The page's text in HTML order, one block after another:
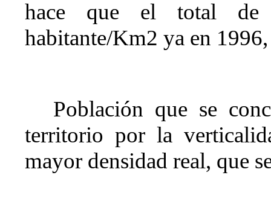
hace que el total de
habitante/Km2 ya en
Población que se
territorio por la
mayor densidad real, que